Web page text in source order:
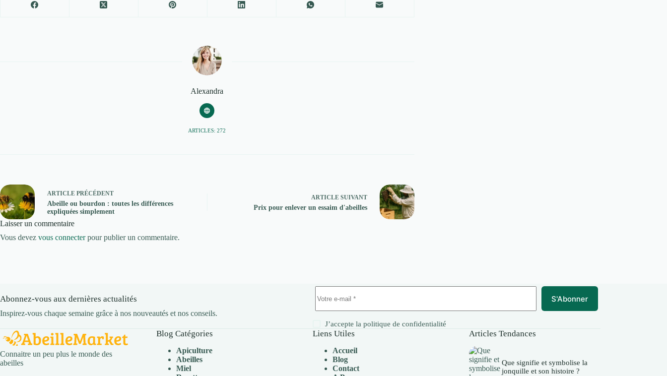
Alexandra
ARTICLES: 272
ARTICLE PRÉCÉDENT
Abeille ou bourdon : toutes les différences
expliquées simplement
ARTICLESUIVANT
Prix pour enlever un essaim d'abeilles
Laisser un commentaire
Vous devez vous connecterpour publier un commentaire.
Abonnez-vous aux dernières actualités
Inspirez-vous chaque semaine grâce à nos nouveautés et nos conseils.
S'Abonner
J’accepte lapolitique de confidentialité
Connaitre un peu plus le monde des
abeilles
Blog Catégories
Apiculture
Abeilles
Miel
Liens Utiles
Accueil
Blog
Contact
Articles Tendances
Que signifie et symbolise la
jonquille et son histoire ?